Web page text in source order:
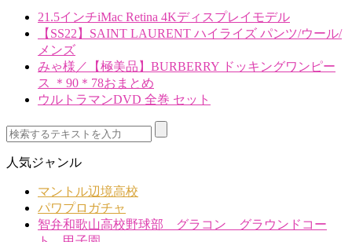
21.5インチiMac Retina 4Kディスプレイモデル
【SS22】SAINT LAURENT ハイライズ パンツ/ウール/
メンズ
みゃ様／【極美品】BURBERRY ドッキングワンピー
ス ＊90＊78おまとめ
ウルトラマンDVD 全巻 セット
人気ジャンル
マントル辺境高校
パワプロガチャ
智弁和歌山高校野球部 グラコン グラウンドコー